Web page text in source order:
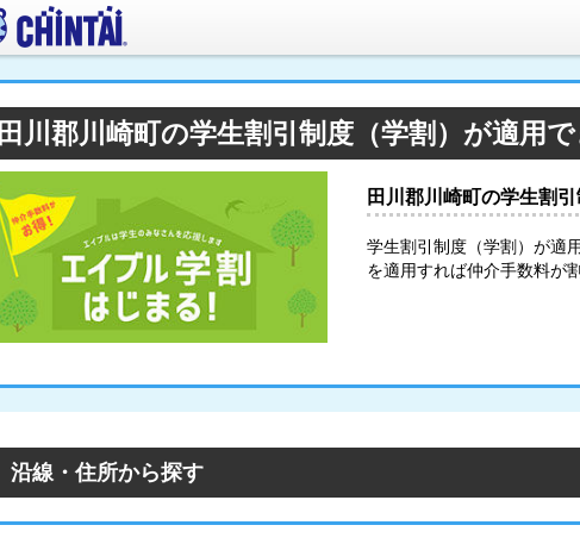
田川郡川崎町の学生割引制度（学割）が適用
田川郡川崎町の学生割
学生割引制度（学割）が適
を適用すれば仲介手数料が
沿線・住所から探す